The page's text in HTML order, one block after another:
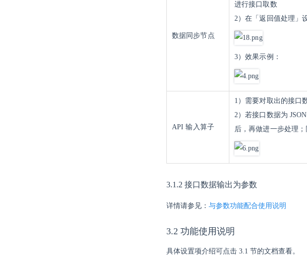
数据同步节点
进行接口取数
2）在 「返回值处理 」
3）效果示例：
API 输入算子
1）需要对取出的接口
2）若接口数据为
后，再做进一步处理
3.1.2 接口数据输出为参数
详情请参见： 与参数功能配合使用说明
3.2 功能使用说明
具体设置项介绍可点击 3.1 节的文档查看。